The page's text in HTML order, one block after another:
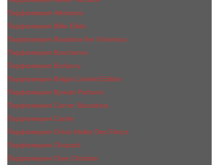
Парфюмерия Atkinsons
Парфюмерия Billie Eilish
Парфюмерия Boadicea the Victorious
Парфюмерия Boucheron
Парфюмерия Burberry
Парфюмерия Bvlgari Limited Edition
Парфюмерия Byredo Parfums
Парфюмерия Carner Barcelona
Парфюмерия Cartier
Парфюмерия Chloe Atelier Des Fleurs
Парфюмерия Сhopard
Парфюмерия Clive Christian